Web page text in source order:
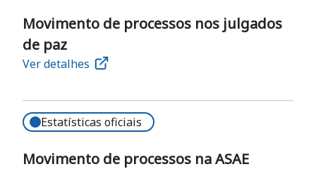
Movimento de processos nos julgados
de paz
Ver detalhes
Estatísticas oficiais
Movimento de processos na ASAE